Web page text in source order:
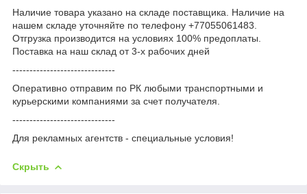
Наличие товара указано на складе поставщика. Наличие на
нашем складе уточняйте по телефону +77055061483.
Отгрузка производится на условиях 100% предоплаты.
Поставка на наш склад от 3-x рабочих дней
------------------------------
Оперативно отправим по РК любыми транспортными и
курьерскими компаниями за счет получателя.
------------------------------
Для рекламных агентств - специальные условия!
Скрыть